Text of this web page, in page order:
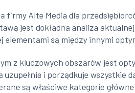
firmy Alte Media dla
jest dokładna analiza
elementami są między innymi
z kluczowych obszarów jest
uzupełnia i porządkuje wszystkie
są właściwe kategorie